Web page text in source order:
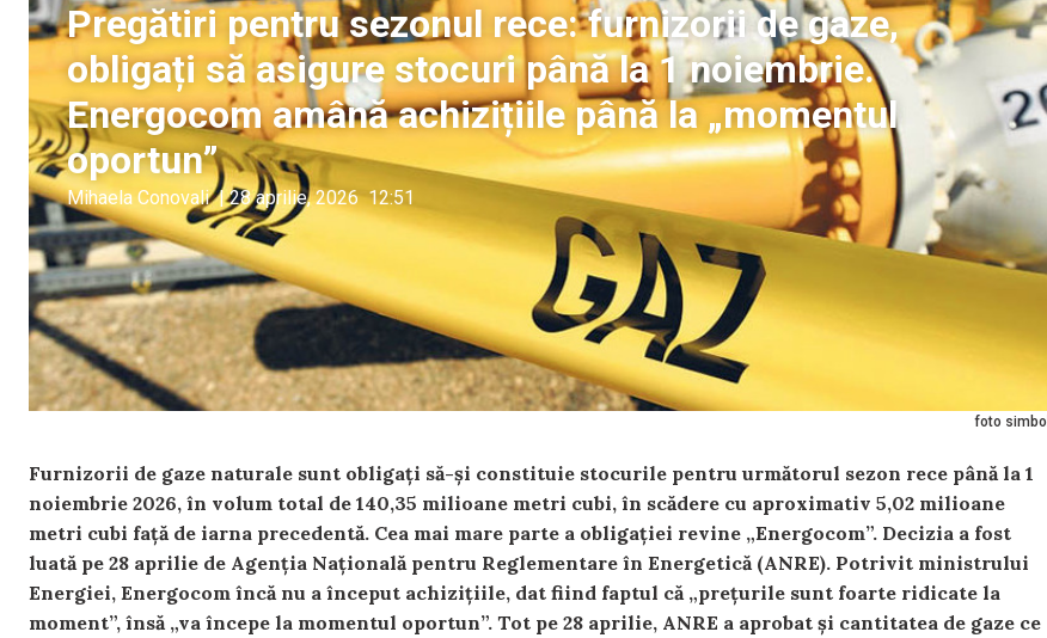
foto simbol
Pregătiri pentru sezonul rece: furnizorii de gaze,
obligați să asigure stocuri până la 1 noiembrie.
Energocom amână achizițiile până la „momentul
oportun”
Mihaela Conovali | 28 aprilie, 2026 12:51
Furnizorii de gaze naturale sunt obligați să-și constituie stocurile pentru următorul sezon rece până la 1
noiembrie 2026, în volum total de 140,35 milioane metri cubi, în scădere cu aproximativ 5,02 milioane
metri cubi față de iarna precedentă. Cea mai mare parte a obligației revine „Energocom”. Decizia a fost
luată pe 28 aprilie de Agenția Națională pentru Reglementare în Energetică (ANRE). Potrivit ministrului
Energiei, Energocom încă nu a început achizițiile, dat fiind faptul că „prețurile sunt foarte ridicate la
moment”, însă „va începe la momentul oportun”. Tot pe 28 aprilie, ANRE a aprobat și cantitatea de gaze ce